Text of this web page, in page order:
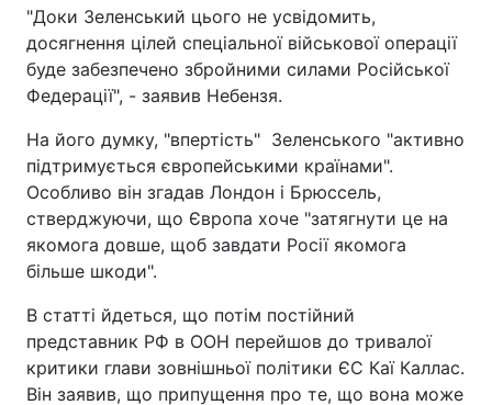
"Доки Зеленський цього не усвідомить,
досягнення цілей спеціальної військової операції
буде забезпечено збройними силами Російської
Федерації", - заявив Небензя.
На його думку, "впертість" Зеленського "активно
підтримується європейськими країнами".
Особливо він згадав Лондон і Брюссель,
стверджуючи, що Європа хоче "затягнути це на
якомога довше, щоб завдати Росії якомога
більше шкоди".
В статті йдеться, що потім постійний
представник РФ в ООН перейшов до тривалої
критики глави зовнішньої політики ЄС Каї Каллас.
Він заявив, що припущення про те, що вона може